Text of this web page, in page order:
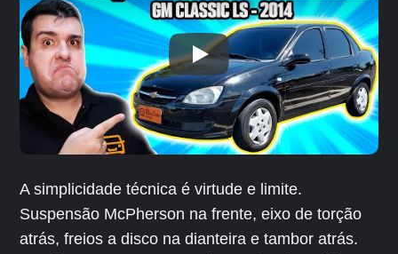
A simplicidade técnica é virtude e limite.
Suspensão McPherson na frente, eixo de torção
atrás, freios a disco na dianteira e tambor atrás.